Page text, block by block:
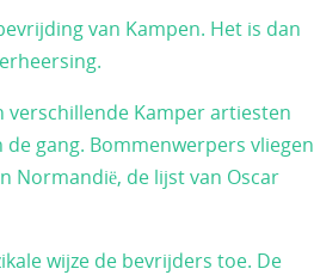
van Kampen. Het is dan
verschillende Kamper artiesten
gang. Bommenwerpers vliegen
Normandië, de lijst van Oscar
wijze de bevrijders toe. De